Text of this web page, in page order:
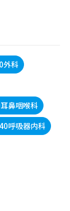
外科
鼻咽喉科
呼吸器内科